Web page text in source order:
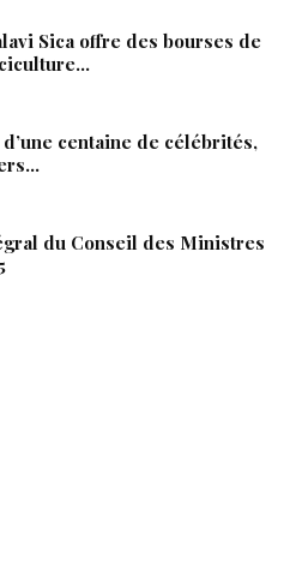
Sica offre des bourses de
d’une centaine de célébrités,
du Conseil des Ministres